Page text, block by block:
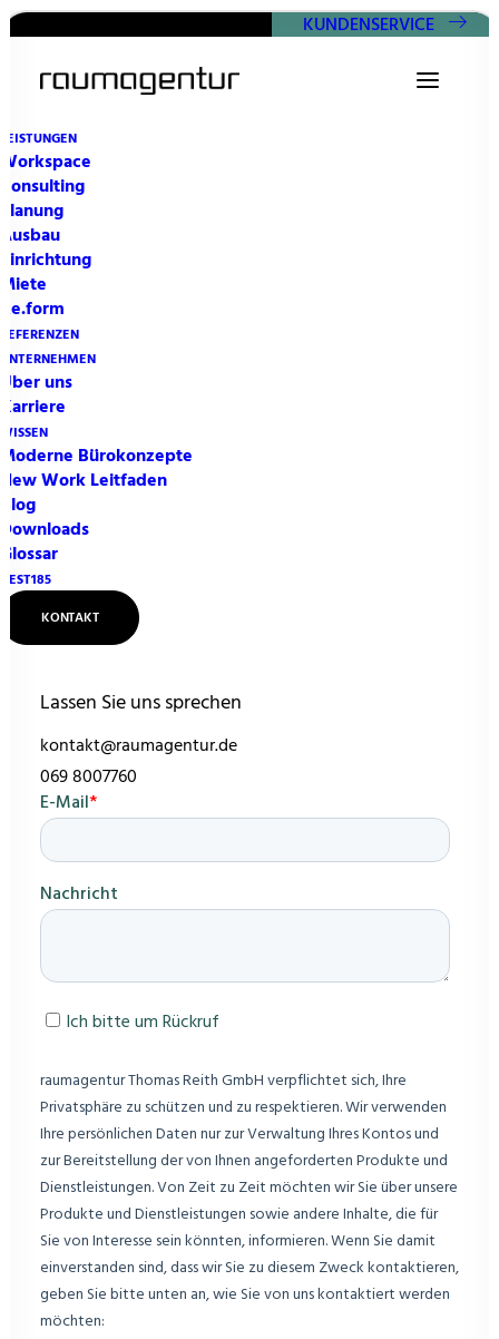
KUNDENSERVICE
LEISTUNGEN
Workspace
Consulting
Planung
Ausbau
Einrichtung
Miete
Re.form
REFERENZEN
UNTERNEHMEN
Über uns
Karriere
WISSEN
Moderne Bürokonzepte
New Work Leitfaden
Blog
Downloads
Glossar
NEST185
KONTAKT
Lassen Sie uns sprechen
kontakt@raumagentur.de
069 8007760
AUSBAU
Hinterlassen Sie uns eine
Nachricht.
melden wir uns bei
Ihnen.